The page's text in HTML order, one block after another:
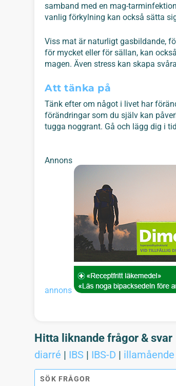
samband med en mag-
vanlig förkylning kan också sätta
Viss mat är naturligt gasbildande,
för mycket eller för sällan, kan
magen. Även stress kan skapa
Att tänka på
Tänk efter om något i livet har
förändringar som du själv kan
tugga noggrant. Gå och lägg dig i
Annons
annons
Hitta liknande frågor & svar
diarré | IBS | IBS-D | illamående